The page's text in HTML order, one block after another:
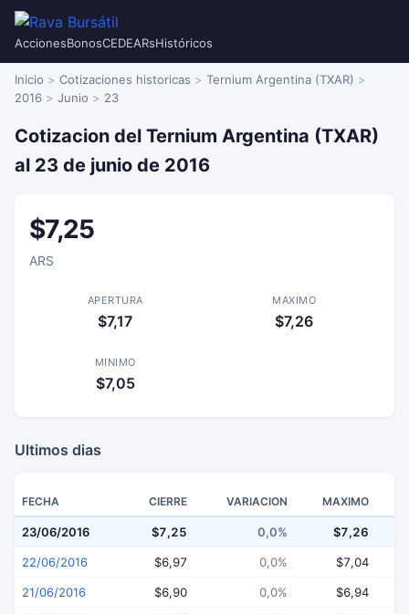
AccionesBonosCEDEARsHistóricos
Inicio Cotizaciones historicas
Ternium Argentina (TXAR)
2016
Junio 23
Cotizacion del Ternium Argentina (TXAR)
al 23 de junio de 2016
$7,25
ARS
APERTURA
$7,17
MAXIMO
$7,26
MINIMO
$7,05
Ultimos dias
FECHA CIERRE VARIACION MAXIMO
23/06/2016 $7,25 0,0% $7,26
22/06/2016 $6,97 0,0% $7,04
21/06/2016 $6,90 0,0% $6,94